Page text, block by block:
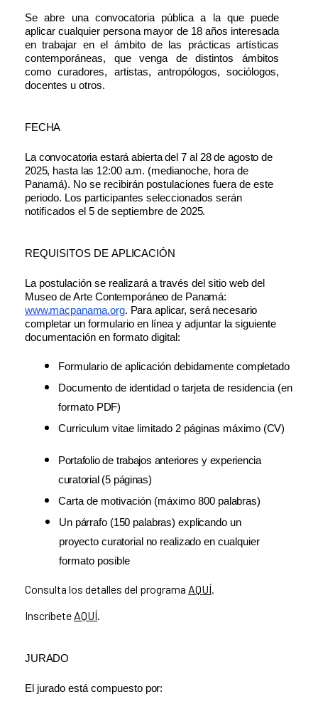
Se abre una convocatoria pública a la que puede
aplicar cualquier persona mayor de 18 años interesada
en trabajar en el ámbito de las prácticas artísticas
contemporáneas, que venga de distintos ámbitos
como curadores, artistas, antropólogos, sociólogos,
docentes u otros.
FECHA
La convocatoria estará abierta del 7 al 28 de agosto de
2025, hasta las 12:00 a.m. (medianoche, hora de
Panamá). No se recibirán postulaciones fuera de este
periodo. Los participantes seleccionados serán
notiﬁcados el 5 de septiembre de 2025.
REQUISITOS DE APLICACIÓN
La postulación se realizará a través del sitio web del
Museo de Arte Contemporáneo de Panamá:
www.macpanama.org. Para aplicar, será necesario
completar un formulario en línea y adjuntar la siguiente
documentación en formato digital:
Formulario de aplicación debidamente completado
Documento de identidad o tarjeta de residencia (en
formato PDF)
Curriculum vitae limitado 2 páginas máximo (CV)
Portafolio de trabajos anteriores y experiencia
curatorial (5 páginas)
Carta de motivación (máximo 800 palabras)
Un párrafo (150 palabras) explicando un
proyecto curatorial no realizado en cualquier
formato posible
Consulta los detalles del programa AQUÍ.
Inscríbete AQUÍ.
JURADO
El jurado está compuesto por: